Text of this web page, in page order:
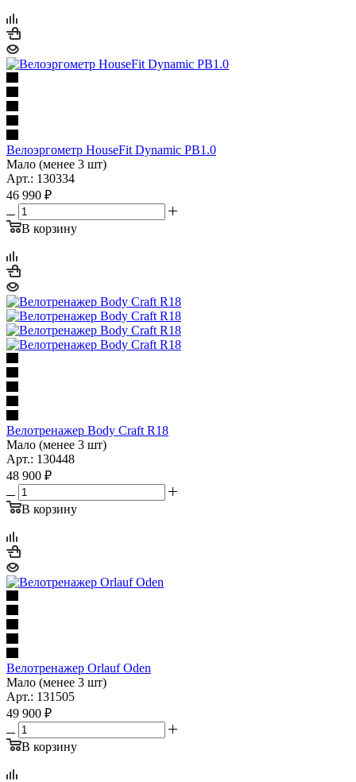
Велоэргометр НouseFit Dynamic PB1.0
Мало (менее 3 шт)
Арт.: 130334
46 990 ₽
В корзину
Велотренажер Body Craft R18
Мало (менее 3 шт)
Арт.: 130448
48 900 ₽
В корзину
Велотренажер Orlauf Oden
Мало (менее 3 шт)
Арт.: 131505
49 900 ₽
В корзину